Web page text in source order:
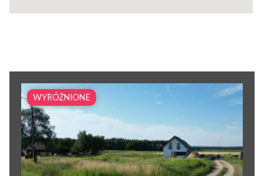
WYRÓŻNIONE